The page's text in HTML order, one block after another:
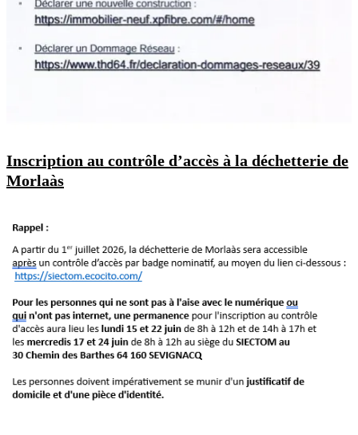
Inscription au contrôle d’accès à la déchetterie de
Morlaàs